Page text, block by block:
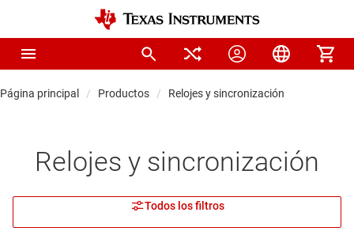
Página principal Productos Relojes y sincronización
Relojes y sincronización
Todos los filtros